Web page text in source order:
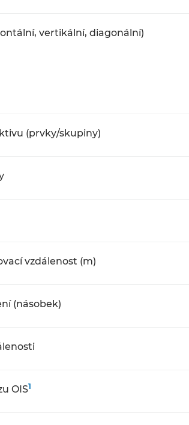
vertikální, diagonální)
(prvky/skupiny)
vzdálenost (m)
(násobek)
OIS1